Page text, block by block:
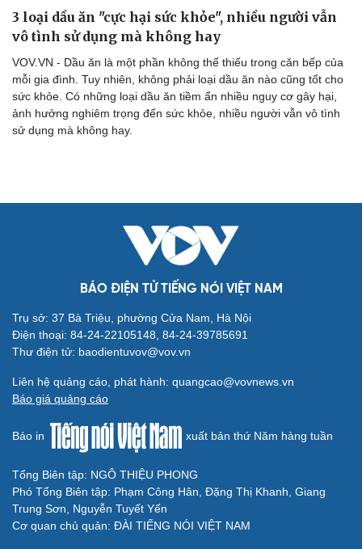
3 loại dầu ăn "cực hại sức khỏe", nhiều người vẫn
vô tình sử dụng mà không hay
VOV.VN - Dầu ăn là một phần không thể thiếu trong căn bếp của
mỗi gia đình. Tuy nhiên, không phải loại dầu ăn nào cũng tốt cho
sức khỏe. Có những loại dầu ăn tiềm ẩn nhiều nguy cơ gây hại,
ảnh hưởng nghiêm trọng đến sức khỏe, nhiều người vẫn vô tình
sử dụng mà không hay.
BÁO ĐIỆN TỬ TIẾNG NÓI VIỆT NAM
Trụ sở: 37 Bà Triệu, phường Cửa Nam, Hà Nội
Điện thoại: 84-24-22105148, 84-24-39785691
Thư điện tử: baodientuvov@vov.vn
Liên hệ quảng cáo, phát hành: quangcao@vovnews.vn
Báo giá quảng cáo
Báo in xuất bản thứ Năm hàng tuần
Tổng Biên tập: NGÔ THIỆU PHONG
Phó Tổng Biên tập: Phạm Công Hân, Đặng Thị Khanh, Giang
Trung Sơn, Nguyễn Tuyết Yến
Cơ quan chủ quản: ĐÀI TIẾNG NÓI VIỆT NAM